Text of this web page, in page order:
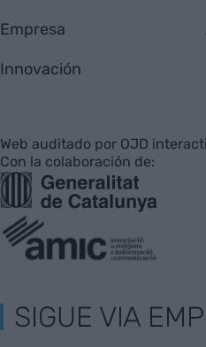
Empresa
Innovación
Web auditado por OJD
Con la colaboración de:
SIGUE VIA